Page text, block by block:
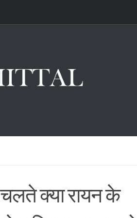
क्या रायन के